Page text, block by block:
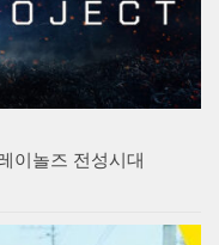
이놀즈 전성시대